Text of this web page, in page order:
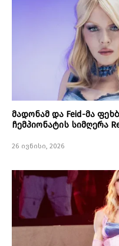
მადონამ და Feid-მა
ჩემპიონატის სიმღერა
26 ივნისი, 2026